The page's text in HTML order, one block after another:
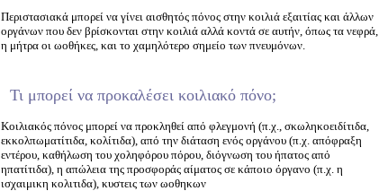
Περιστασιακά μπορεί να γίνει αισθητός πόνος στην κοιλιά εξαιτίας και άλλων
οργάνων που δεν βρίσκονται στην κοιλιά αλλά κοντά σε αυτήν, όπως τα νεφρά,
η μήτρα οι ωοθήκες, και το χαμηλότερο σημείο των πνευμόνων.
Τι μπορεί να προκαλέσει κοιλιακό πόνο;
Κοιλιακός πόνος μπορεί να προκληθεί από φλεγμονή (π.χ., σκωληκοειδίτιδα,
εκκολπωματίτιδα, κολίτιδα), από την διάταση ενός οργάνου (π.χ. απόφραξη
εντέρου, καθήλωση του χοληφόρου πόρου, διόγνωση του ήπατος από
ηπατίτιδα), η απώλεια της προσφοράς αίματος σε κάποιο όργανο (π.χ. η
ισχαιμικη κολιτιδα), κυστεις των ωοθηκων